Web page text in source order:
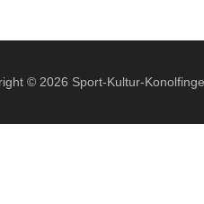
© 2026 Sport-Kultur-